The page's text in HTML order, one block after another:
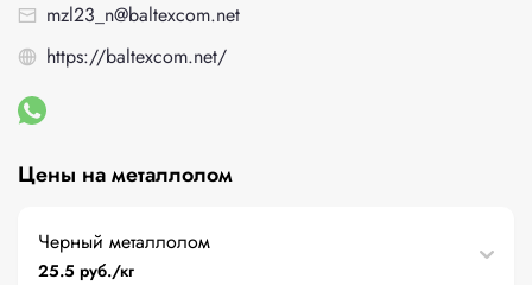
mzl23_n@baltexcom.net
https://baltexcom.net/
Цены на металлолом
Черный металлолом
25.5 руб./кг